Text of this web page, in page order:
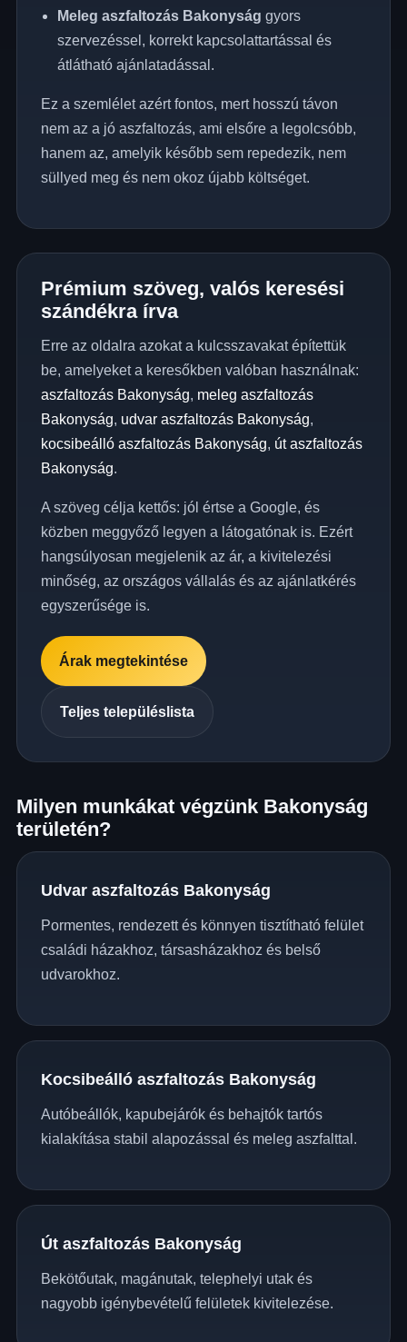
Meleg aszfaltozás Bakonyság gyors
szervezéssel, korrekt kapcsolattartással és
átlátható ajánlatadással.
Ez a szemlélet azért fontos, mert hosszú távon
nem az a jó aszfaltozás, ami elsőre a legolcsóbb,
hanem az, amelyik később sem repedezik, nem
süllyed meg és nem okoz újabb költséget.
Prémium szöveg, valós keresési
szándékra írva
Erre az oldalra azokat a kulcsszavakat építettük
be, amelyeket a keresőkben valóban használnak:
aszfaltozás Bakonyság, meleg aszfaltozás
Bakonyság, udvar aszfaltozás Bakonyság,
kocsibeálló aszfaltozás Bakonyság, út aszfaltozás
Bakonyság.
A szöveg célja kettős: jól értse a Google, és
közben meggyőző legyen a látogatónak is. Ezért
hangsúlyosan megjelenik az ár, a kivitelezési
minőség, az országos vállalás és az ajánlatkérés
egyszerűsége is.
Árak megtekintése
Teljes településlista
Milyen munkákat végzünk Bakonyság
területén?
Udvar aszfaltozás Bakonyság
Pormentes, rendezett és könnyen tisztítható felület
családi házakhoz, társasházakhoz és belső
udvarokhoz.
Kocsibeálló aszfaltozás Bakonyság
Autóbeállók, kapubejárók és behajtók tartós
kialakítása stabil alapozással és meleg aszfalttal.
Út aszfaltozás Bakonyság
Bekötőutak, magánutak, telephelyi utak és
nagyobb igénybevételű felületek kivitelezése.